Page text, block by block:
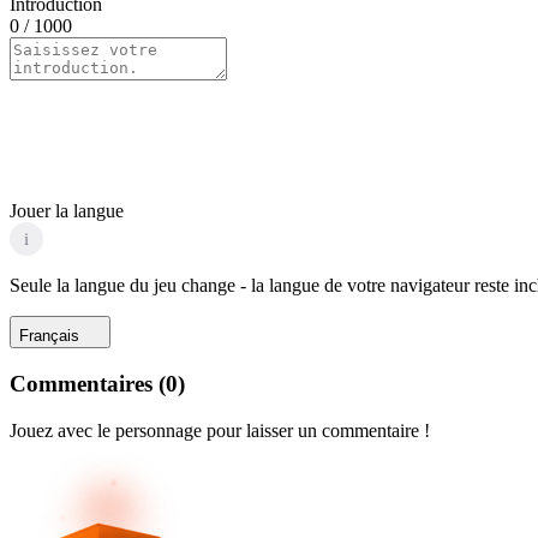
Introduction
0 / 1000
Jouer la langue
i
Seule la langue du jeu change - la langue de votre navigateur reste
Français
Commentaires (0)
Jouez avec le personnage pour laisser un commentaire !